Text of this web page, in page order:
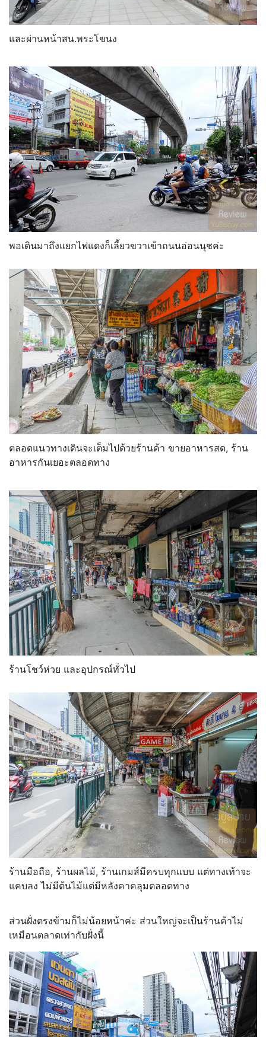
และผ่านหน้าสน.พระโขนง
พอเดินมาถึงแยกไฟแดงก็เลี้ยวขวาเข้าถนนอ่อนนุชค่ะ
ตลอดแนวทางเดินจะเต็มไปด้วยร้านค้า ขายอาหารสด, ร้าน
อาหารกันเยอะตลอดทาง
ร้านโชว์ห่วย และอุปกรณ์ทั่วไป
ร้านมือถือ, ร้านผลไม้, ร้านเกมส์มีครบทุกแบบ แต่ทางเท้าจะ
แคบลง ไม่มีต้นไม้แต่มีหลังคาคลุมตลอดทาง
ส่วนฝั่งตรงข้ามก็ไม่น้อยหน้าค่ะ ส่วนใหญ่จะเป็นร้านค้าไม่
เหมือนตลาดเท่ากับฝั่งนี้